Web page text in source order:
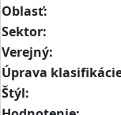
Oblasť:
Sektor:
Verejný:
Úprava
Štýl: